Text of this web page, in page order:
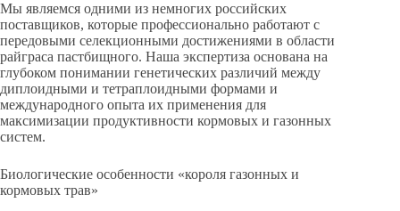
Мы являемся одними из немногих российских
поставщиков, которые профессионально работают с
передовыми селекционными достижениями в области
райграса пастбищного. Наша экспертиза основана на
глубоком понимании генетических различий между
диплоидными и тетраплоидными формами и
международного опыта их применения для
максимизации продуктивности кормовых и газонных
систем.
Биологические особенности «короля газонных и
кормовых трав»